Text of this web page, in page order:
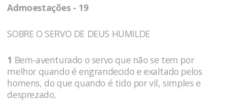
Admoestações - 19
SOBRE O SERVO DE DEUS HUMILDE
1 Bem-aventurado o servo que não se tem por
melhor quando é engrandecido e exaltado pelos
homens, do que quando é tido por vil, simples e
desprezado,